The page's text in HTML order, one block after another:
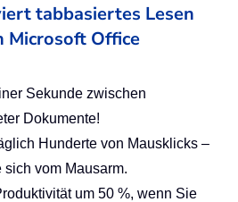
tabbasiertes Lesen
Microsoft Office
Sekunde zwischen
Dokumente!
Hunderte von Mausklicks –
vom Mausarm.
um 50 %, wenn Sie